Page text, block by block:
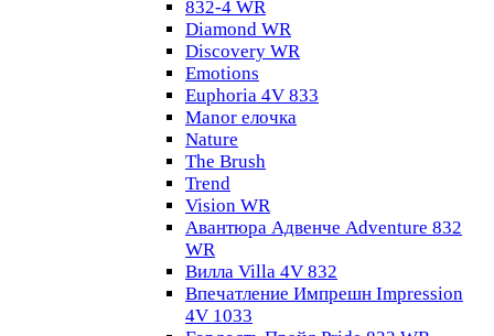
832-4 WR
Diamond WR
Discovery WR
Emotions
Euphoria 4V 833
Manor елочка
Nature
The Brush
Trend
Vision WR
Авантюра Адвенче Adventure 832
WR
Вилла Villa 4V 832
Впечатление Импрешн Impression
4V 1033